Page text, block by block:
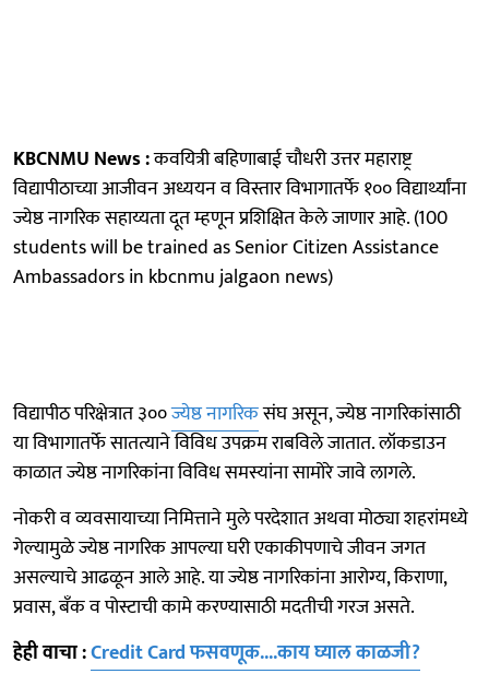
KBCNMU News :कवयित्री बहिणाबाई चौधरी उत्तर महाराष्ट्र
विद्यापीठाच्या आजीवन अध्ययन व विस्तार विभागातर्फे १०० विद्यार्थ्यांना
ज्येष्ठ नागरिक सहाय्यता दूत म्हणून प्रशिक्षित केले जाणार आहे. (100
students will be trained as Senior Citizen Assistance
Ambassadors in kbcnmu jalgaon news)
विद्यापीठ परिक्षेत्रात ३००ज्येष्ठ नागरिकसंघ असून, ज्येष्ठ नागरिकांसाठी
या विभागातर्फे सातत्याने विविध उपक्रम राबविले जातात. लॉकडाउन
काळात ज्येष्ठ नागरिकांना विविध समस्यांना सामोरे जावे लागले.
नोकरी व व्यवसायाच्या निमित्ताने मुले परदेशात अथवा मोठ्या शहरांमध्ये
गेल्यामुळे ज्येष्ठ नागरिक आपल्या घरी एकाकीपणाचे जीवन जगत
असल्याचे आढळून आले आहे. या ज्येष्ठ नागरिकांना आरोग्य, किराणा,
प्रवास, बँक व पोस्टाची कामे करण्यासाठी मदतीची गरज असते.
हेही वाचा :Credit Card फसवणूक....काय घ्याल काळजी?